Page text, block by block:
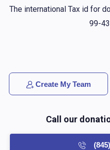
The international Tax id for
99-
Create My Team
Call our